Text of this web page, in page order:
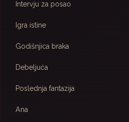
Intervju za posao
Igra istine
Godišnjica braka
Debeljuća
Poslednja fantazija
Ana